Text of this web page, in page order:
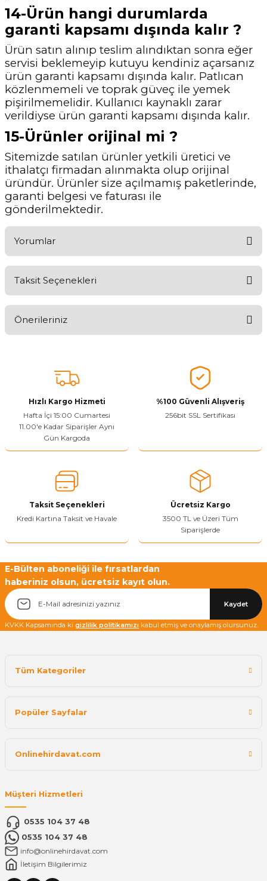
14-Ürün hangi durumlarda
garanti kapsamı dışında kalır ?
Ürün satın alınıp teslim alındıktan sonra eğer
servisi beklemeyip kutuyu kendiniz açarsanız
ürün garanti kapsamı dışında kalır. Patlıcan
közlenmemeli ve toprak güveç ile yemek
pişirilmemelidir. Kullanıcı kaynaklı zarar
verildiyse ürün garanti kapsamı dışında kalır.
15-Ürünler orijinal mi ?
Sitemizde satılan ürünler yetkili üretici ve
ithalatçı firmadan alınmakta olup orijinal
üründür. Ürünler size açılmamış paketlerinde,
garanti belgesi ve faturası ile
gönderilmektedir.
Yorumlar
Ürünü Değerlendir
Taksit Seçenekleri
Önerileriniz
tarafımıza iletebilirsiniz.
Görüş ve önerileriniz için teşekkür ederiz.
Ürün resmi kalitesiz, bozuk veya görüntülenemiyor.
Ürün açıklamasında eksik bilgiler bulunuyor.
Sitenize Pek Güvenemedim
Bu ürüne benzer farklı alternatifler olmalı.
Yetkiliye Gönder
Hızlı Kargo Hizmeti
Hafta İçi 15:00 Cumartesi
11.00'e Kadar Siparişler Aynı
Gün Kargoda
%100 Güvenli Alışveriş
256bit SSL Sertifikası
Taksit Seçenekleri
Kredi Kartına Taksit ve Havale
Ücretsiz Kargo
3500 TL ve Üzeri Tüm
Siparişlerde
E-Bülten aboneliği ile fırsatlardan
haberiniz olsun, ücretsiz kayıt olun.
Kaydet
KVKK Kapsamında ki gizlilik politikamızı kabul etmiş ve onaylamış olursunuz.
Tüm Kategoriler
Popüler Sayfalar
Onlinehirdavat.com
Müşteri Hizmetleri
0535 104 37 48
0535 104 37 48
info@onlinehirdavat.com
İletişim Bilgilerimiz